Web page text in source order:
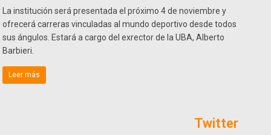
La institución será presentada el próximo 4 de noviembre y
ofrecerá carreras vinculadas al mundo deportivo desde todos
sus ángulos. Estará a cargo del exrector de la UBA, Alberto
Barbieri.
Leer más
Twitter